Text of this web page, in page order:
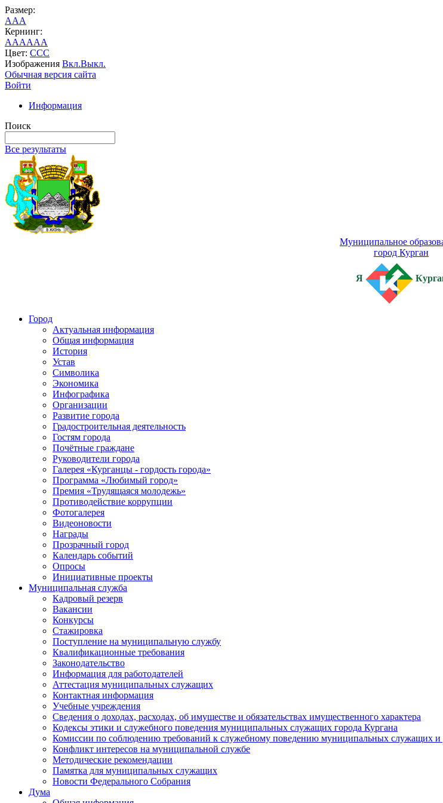
Размер:
AAA
Кернинг:
AAAAAA
Цвет: CCC
Изображения Вкл.Выкл.
Обычная версия сайта
Войти
Информация
Поиск
Все результаты
Муниципальное
город Курган
Я
Город
Актуальная информация
Общая информация
История
Устав
Символика
Экономика
Инфографика
Организации
Развитие города
Градостроительная деятельность
Гостям города
Почётные граждане
Руководители города
Галерея «Курганцы - гордость города»
Программа «Любимый город»
Премия «Трудящаяся молодежь»
Противодействие коррупции
Фотогалерея
Видеоновости
Награды
Прозрачный город
Календарь событий
Опросы
Инициативные проекты
Муниципальная служба
Кадровый резерв
Вакансии
Конкурсы
Стажировка
Поступление на муниципальную службу
Квалификационные требования
Законодательство
Информация для работодателей
Аттестация муниципальных служащих
Контактная информация
Учебные учреждения
Сведения о доходах, расходах, об имуществе и обязательствах имущественного характера
Кодексы этики и служебного поведения муниципальных служащих города Кургана
Комиссии по соблюдению требований к служебному поведению муниципальных служащих
Конфликт интересов на муниципальной службе
Методические рекомендации
Памятка для муниципальных служащих
Новости Федерального Cобрания
Дума